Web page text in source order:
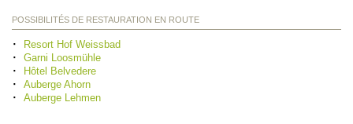
POSSIBILITÉS DE RESTAURATION EN ROUTE
Resort Hof Weissbad
Garni Loosmühle
Hôtel Belvedere
Auberge Ahorn
Auberge Lehmen